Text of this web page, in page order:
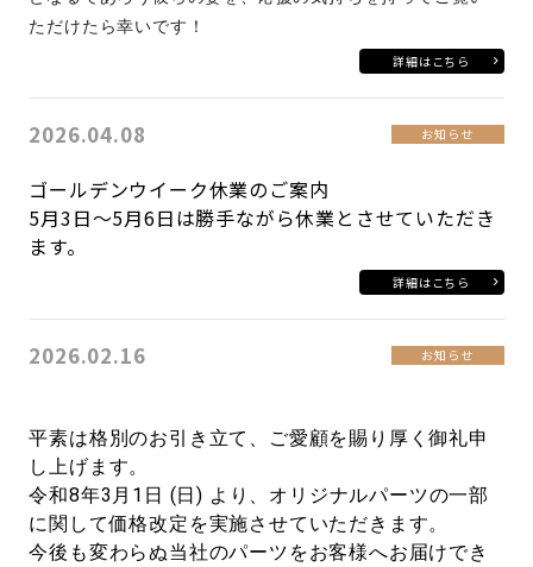
ただけたら幸いです！
詳細はこちら
2026.04.08 お知らせ
ゴールデンウイーク休業のご案内
5月3日～5月6日は勝手ながら休業とさせていただき
ます。
詳細はこちら
2026.02.16 お知らせ
平素は格別のお引き立て、ご愛顧を賜り厚く御礼申
し上げます。
令和8年3月1日 (日) より、オリジナルパーツの一部
に関して価格改定を実施させていただきます。
今後も変わらぬ当社のパーツをお客様へお届けでき